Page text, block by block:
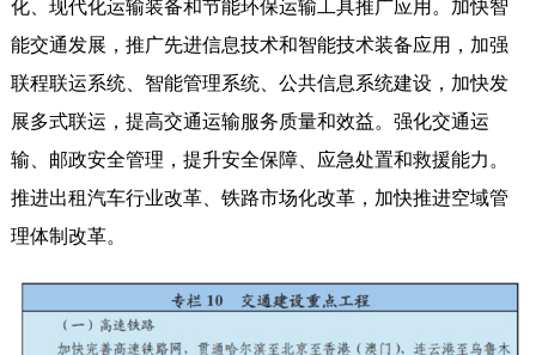
化、现代化运输装备和节能环保运输工具推广应用。加快智
能交通发展，推广先进信息技术和智能技术装备应用，加强
联程联运系统、智能管理系统、公共信息系统建设，加快发
展多式联运，提高交通运输服务质量和效益。强化交通运
输、邮政安全管理，提升安全保障、应急处置和救援能力。
推进出租汽车行业改革、铁路市场化改革，加快推进空域管
理体制改革。